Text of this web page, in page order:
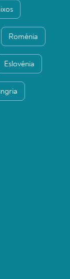
Roménia
Eslovénia